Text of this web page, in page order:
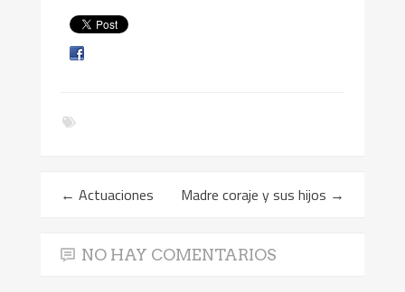
← Actuaciones Madre coraje y sus hijos →
NO HAY COMENTARIOS